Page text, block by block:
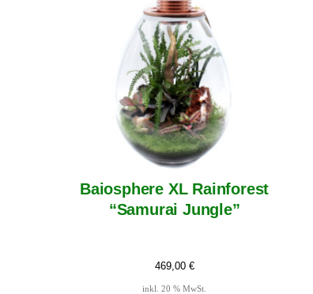
Baiosphere XL Rainforest
“Samurai Jungle”
469,00 €
inkl. 20 % MwSt.